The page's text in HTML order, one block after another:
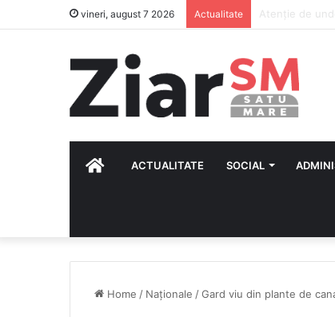
vineri, august 7 2026 Actualitate „Weekend în
HOMEACTUALITATE SOCIAL
Home / Naționale /Gard viu din plante de